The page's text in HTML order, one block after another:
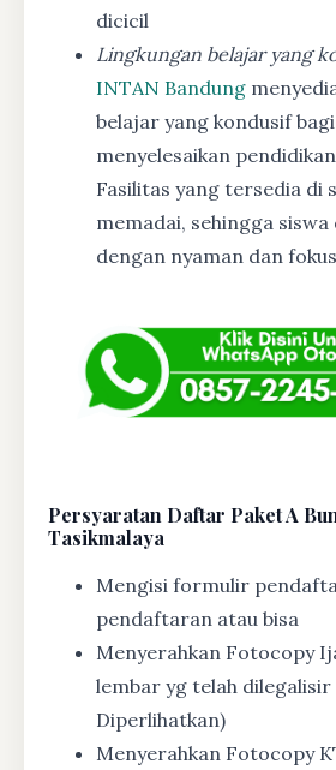
dicicil
Lingkungan belajar yang
INTAN Bandung
belajar yang kondusif
menyelesaikan
Fasilitas yang tersedia di
memadai, sehingga
dengan nyaman dan
Persyaratan Daftar Paket A
Tasikmalaya
Mengisi formulir
pendaftaran atau bisa
Menyerahkan Fotocopy
lembar yg telah dilegalisir
Diperlihatkan)
Menyerahkan Fotocopy